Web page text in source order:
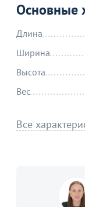
Основные
Длина
Ширина
Высота
Вес
Все